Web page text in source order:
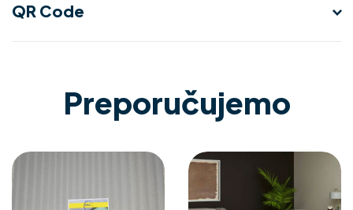
QR Code
Preporučujemo